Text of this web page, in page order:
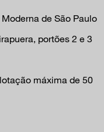
de São Paulo
portões 2 e 3
máxima de 50